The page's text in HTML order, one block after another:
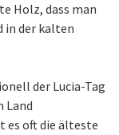
Holz, dass man
in der kalten
der Lucia-Tag
Land
es oft die älteste